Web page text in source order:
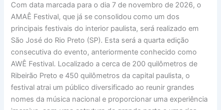
Com data marcada para o dia 7 de novembro de 2026, o
AMAÊ Festival, que já se consolidou como um dos
principais festivais do interior paulista, será realizado em
São José do Rio Preto (SP). Esta será a quarta edição
consecutiva do evento, anteriormente conhecido como
AWÊ Festival. Localizado a cerca de 200 quilômetros de
Ribeirão Preto e 450 quilômetros da capital paulista, o
festival atrai um público diversificado ao reunir grandes
nomes da música nacional e proporcionar uma experiência